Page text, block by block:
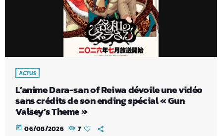
ACTUS
L’anime Dara-san of Reiwa dévoile une vidéo
sans crédits de son ending spécial « Gun
Valsey’s Theme »
today 06/08/2026 7